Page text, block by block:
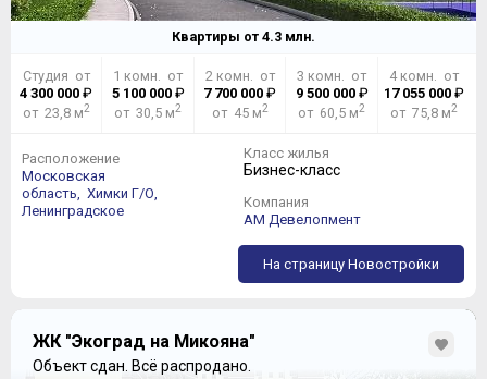
Квартиры от 4.3 млн.
Студия от
4 300 000 ₽
от 23,8 м2
1 комн. от
5 100 000₽
от 30,5 м2
2 комн. от
7 700 000 ₽
от 45 м2
3 комн. от
9 500 000₽
от 60,5 м2
4 комн. от
17 055 000₽
от 75,8 м2
Расположение
Московская
область, Химки Г/О,
Ленинградское
Класс жилья
Бизнес-класс
Компания
АМ Девелопмент
На страницу Новостройки
ЖК "Экоград на Микояна"
Объект сдан. Всё распродано.